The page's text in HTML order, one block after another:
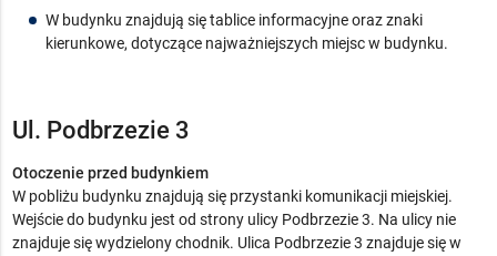
W budynku znajdują się tablice informacyjne oraz znaki
kierunkowe, dotyczące najważniejszych miejsc w budynku.
Ul. Podbrzezie 3
Otoczenie przed budynkiem
W pobliżu budynku znajdują się przystanki komunikacji miejskiej.
Wejście do budynku jest od strony ulicy Podbrzezie 3. Na ulicy nie
znajduje się wydzielony chodnik. Ulica Podbrzezie 3 znajduje się w